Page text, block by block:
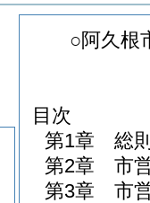
○阿久根
目次
第1章
総
第2章
市
第3章
市